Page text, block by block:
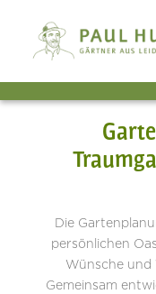
Die
persönlichen
Wünsche und
Gemeinsam